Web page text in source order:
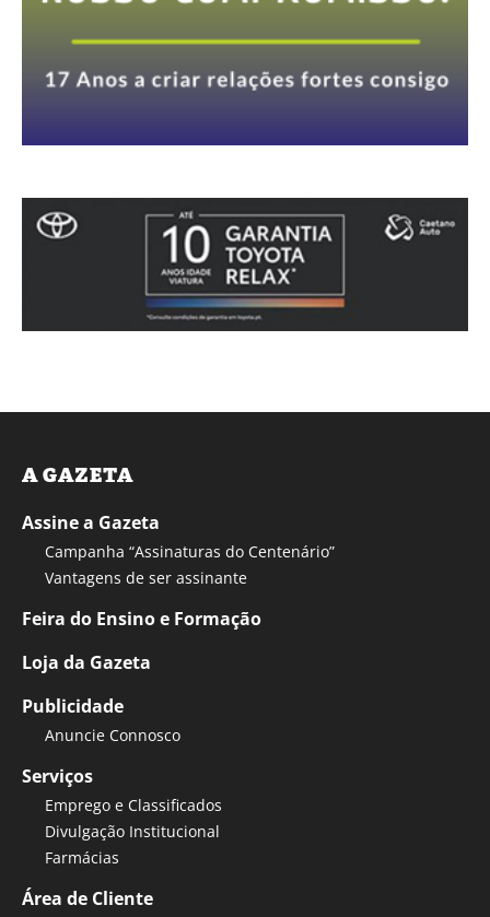
A GAZETA
Assine a Gazeta
Campanha “Assinaturas do Centenário”
Vantagens de ser assinante
Feira do Ensino e Formação
Loja da Gazeta
Publicidade
Anuncie Connosco
Serviços
Emprego e Classificados
Divulgação Institucional
Farmácias
Área de Cliente